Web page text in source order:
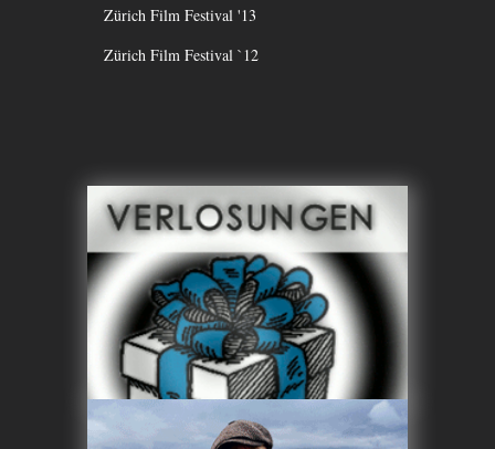
Zürich Film Festival '13
Zürich Film Festival `12